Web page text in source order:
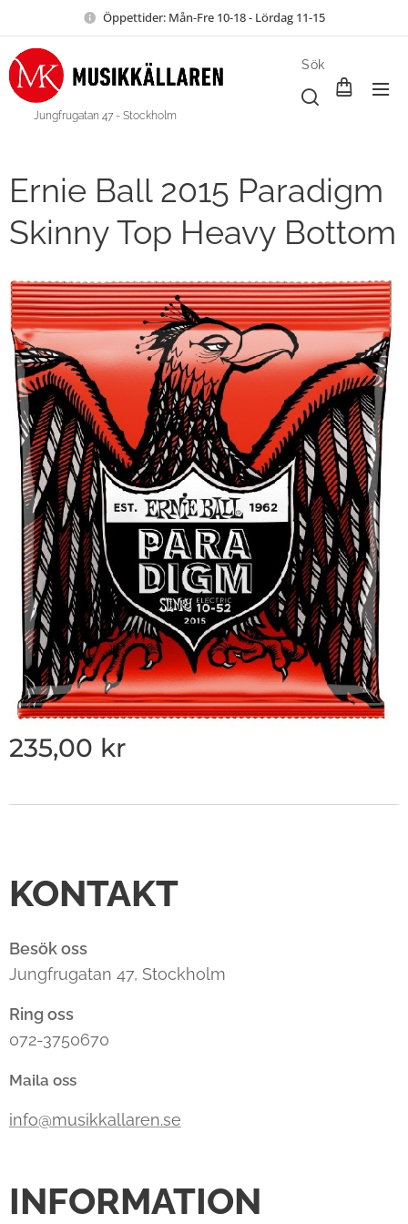
Öppettider: Mån-Fre 10-18 - Lördag 11-15
Jungfrugatan 47 - Stockholm
Sök
Ernie Ball 2015 Paradigm
Skinny Top Heavy Bottom
235,00 kr
KONTAKT
Besök oss
Jungfrugatan 47, Stockholm
Ring oss
072-3750670
Maila oss
info@musikkallaren.se
INFORMATION